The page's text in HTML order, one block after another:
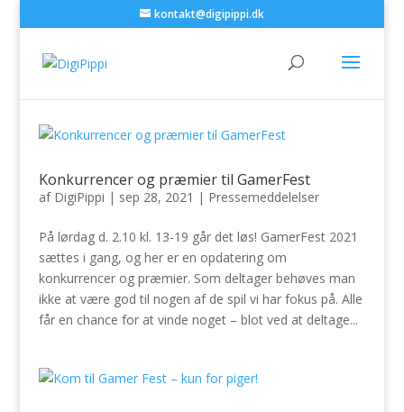
kontakt@digipippi.dk
Konkurrencer og præmier til GamerFest
af DigiPippi | sep 28, 2021 | Pressemeddelelser
På lørdag d. 2.10 kl. 13-19 går det løs! GamerFest 2021
sættes i gang, og her er en opdatering om
konkurrencer og præmier. Som deltager behøves man
ikke at være god til nogen af de spil vi har fokus på. Alle
får en chance for at vinde noget – blot ved at deltage...